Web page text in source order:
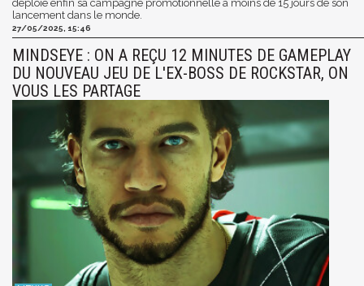
déploie enfin sa campagne promotionnelle à moins de 15 jours de son
lancement dans le monde.
27/05/2025, 15:46
MINDSEYE : ON A REÇU 12 MINUTES DE GAMEPLAY
DU NOUVEAU JEU DE L'EX-BOSS DE ROCKSTAR, ON
VOUS LES PARTAGE